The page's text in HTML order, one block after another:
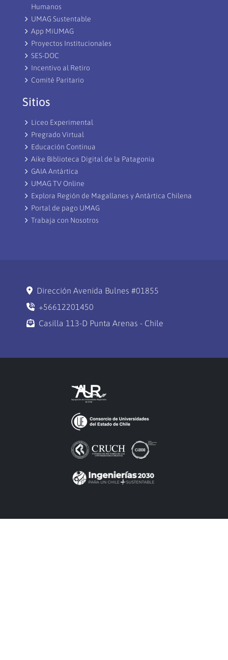
Humanos
UMAG Sustentable
App MiUMAG
Proyectos Institucionales
SES-DOC
Incentivo al Retiro
Comité Paritario
Sitios
Liceo Experimental
Pregrado Virtual
Educación Continua
Aike Biblioteca Digital de la Patagonia
GAIA Antártica
UMAG TV Online
Explora Región de Magallanes y Antártica Chilena
Portal de pago UMAG
Trabaja con Nosotros
Dirección Avenida Bulnes #01855
+56612201450
Casilla 113-D Punta Arenas - Chile